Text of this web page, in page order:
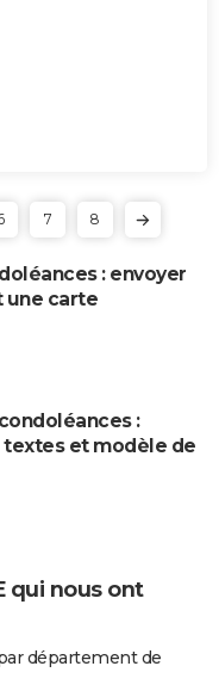
7 8
: envoyer
une carte
:
et modèle de
qui nous ont
département de